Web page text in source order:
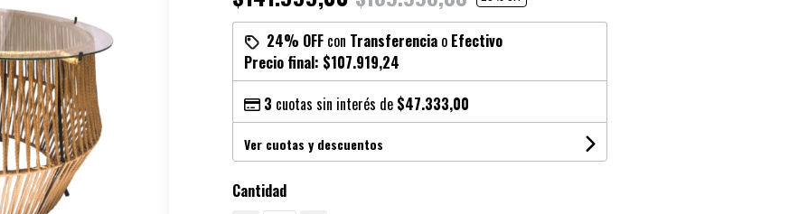
24% OFFcon Transferenciao Efectivo
Precio final: $107.919,24
3 cuotas sin interés de $47.333,00
Ver cuotas y descuentos
Cantidad